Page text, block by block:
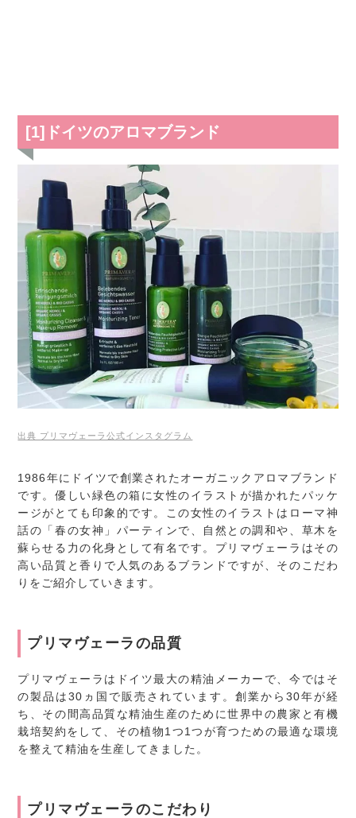
[1]ドイツのアロマブランド
出典 プリマヴェーラ公式インスタグラム
1986年にドイツで創業されたオーガニックアロマブランド
です。優しい緑色の箱に女性のイラストが描かれたパッケ
ージがとても印象的です。この女性のイラストはローマ神
話の「春の女神」パーティンで、自然との調和や、草木を
蘇らせる力の化身として有名です。プリマヴェーラはその
高い品質と香りで人気のあるブランドですが、そのこだわ
りをご紹介していきます。
プリマヴェーラの品質
プリマヴェーラはドイツ最大の精油メーカーで、今ではそ
の製品は30ヵ国で販売されています。創業から30年が経
ち、その間高品質な精油生産のために世界中の農家と有機
栽培契約をして、その植物1つ1つが育つための最適な環境
を整えて精油を生産してきました。
プリマヴェーラのこだわり